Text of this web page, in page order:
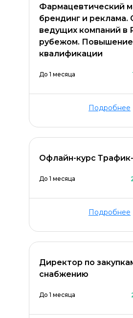
Фармацевтический
брендинг и реклама.
ведущих компаний в
рубежом. Повышение
квалификации
До 1 месяца
Подробнее
Офлайн-курс
До 1 месяца
Подробнее
Директор по
снабжению
До 1 месяца